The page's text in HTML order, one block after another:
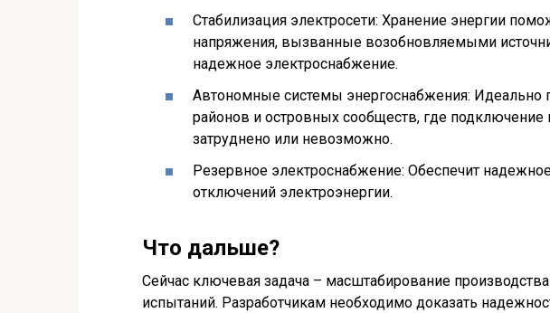
Стабилизация электросети: Хранение энергии
напряжения, вызванные возобновляемыми
надежное электроснабжение.
Автономные системы энергоснабжения: Идеально
районов и островных сообществ, где подключение
затруднено или невозможно.
Резервное электроснабжение: Обеспечит
отключений электроэнергии.
Что дальше?
Сейчас ключевая задача – масштабирование
испытаний. Разработчикам необходимо доказать